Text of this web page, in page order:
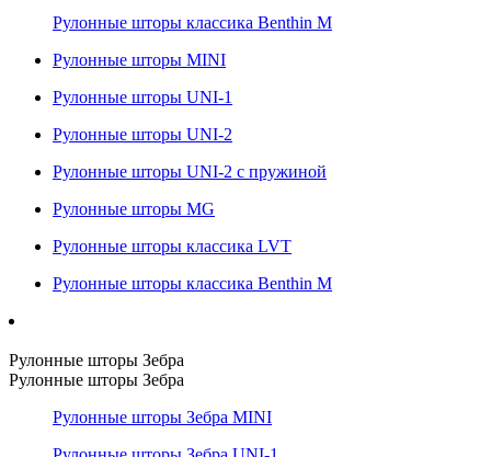
Рулонные шторы классика Benthin M
Рулонные шторы MINI
Рулонные шторы UNI-1
Рулонные шторы UNI-2
Рулонные шторы UNI-2 с пружиной
Рулонные шторы MG
Рулонные шторы классика LVT
Рулонные шторы классика Benthin M
Рулонные шторы Зебра
Рулонные шторы Зебра
Рулонные шторы Зебра MINI